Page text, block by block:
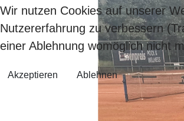
Wir nutzen Cookies auf unserer
Nutzererfahrung zu verbessern
einer Ablehnung womöglich nicht
Akzeptieren Ablehnen